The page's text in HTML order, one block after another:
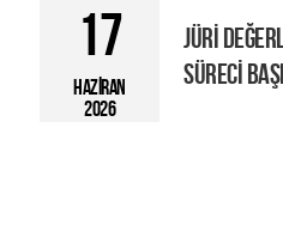
17
HAZİRAN
2026
JÜRİ
SÜRECİ